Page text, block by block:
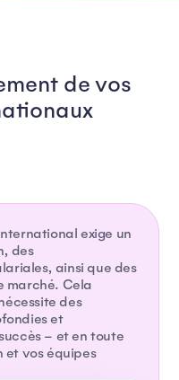
de vos
exige un
des
ainsi que des
marché. Cela
des
et
– et en toute
et vos équipes